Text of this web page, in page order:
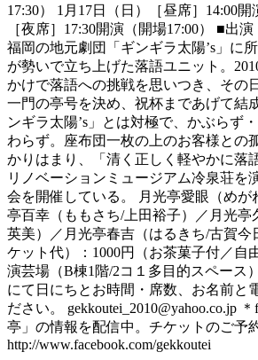
17:30） 1月17日（日）［昼席］14:00開
［夜席］17:30開演（開場17:00） ■出
福岡の地元劇団「ギンギラ太陽’s」に
が勢いで立ち上げた落語ユニット。
かけで落語への挑戦を思いつき、その
一門の亭号を決め、祝杯まであげて結
ンギラ太陽’s」とは対極で、かぶらず
わらず。座布団一枚の上のお客様との
かりはまり、「清く正しく軽やかに落
リノベーションミュージアム冷泉荘を
会を開催している。 月光亭愛眼（めが
亭百幸（ももさち/上田裕子）／月光亭
英美）／月光亭春吉（はるきち/古賀今
ケット代）：1000円（お茶菓子付／自
演芸場（B棟1階/2コ１多目的スペース
にて日にちとお時間・席数、お名前と
ださい。 gekkoutei_2010@yahoo.co.jp
亭」の情報を配信中。チケットのご予
http://www.facebook.com/gekkoutei